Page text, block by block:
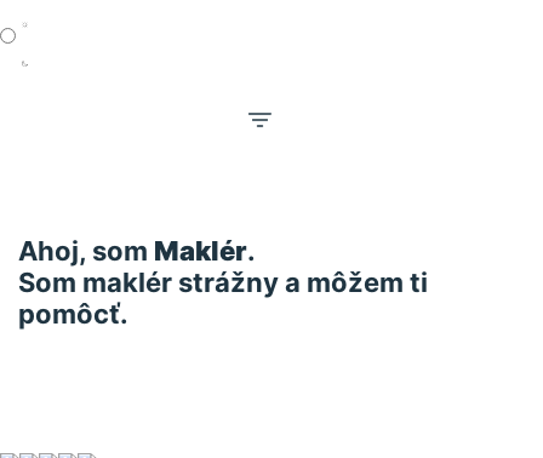
Ahoj, som Maklér.
Som maklér strážny a môžem ti
pomôcť.